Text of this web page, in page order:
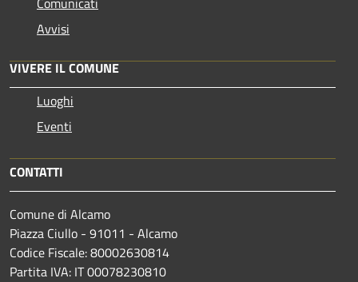
Avvisi
VIVERE IL COMUNE
Luoghi
Eventi
CONTATTI
Comune di Alcamo
Piazza Ciullo - 91011 - Alcamo
Codice Fiscale: 80002630814
Partita IVA: IT 00078230810